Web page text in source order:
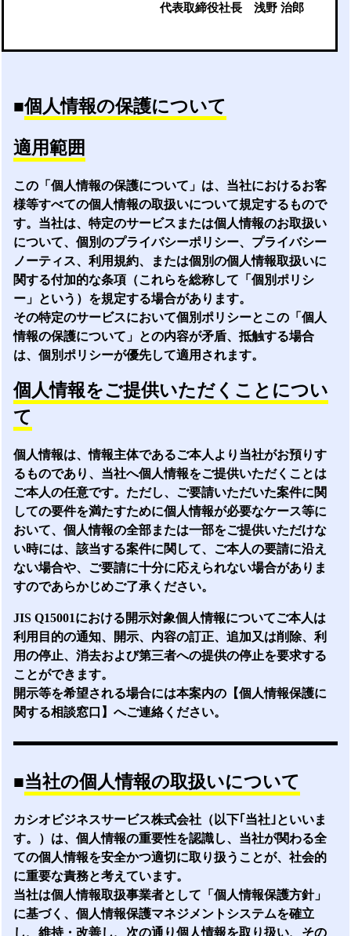
代表取締役社長 浅野 治郎
■個人情報の保護について
適用範囲
この「個人情報の保護について」は、当社におけるお客
様等すべての個人情報の取扱いについて規定するもので
す。当社は、特定のサービスまたは個人情報のお取扱い
について、個別のプライバシーポリシー、プライバシー
ノーティス、利用規約、または個別の個人情報取扱いに
関する付加的な条項（これらを総称して「個別ポリシ
ー」という）を規定する場合があります。
その特定のサービスにおいて個別ポリシーとこの「個人
情報の保護について」との内容が矛盾、抵触する場合
は、個別ポリシーが優先して適用されます。
個人情報をご提供いただくことについ
て
個人情報は、情報主体であるご本人より当社がお預りす
るものであり、当社へ個人情報をご提供いただくことは
ご本人の任意です。ただし、ご要請いただいた案件に関
しての要件を満たすために個人情報が必要なケース等に
おいて、個人情報の全部または一部をご提供いただけな
い時には、該当する案件に関して、ご本人の要請に沿え
ない場合や、ご要請に十分に応えられない場合がありま
すのであらかじめご了承ください。
JIS Q15001における開示対象個人情報についてご本人は
利用目的の通知、開示、内容の訂正、追加又は削除、利
用の停止、消去および第三者への提供の停止を要求する
ことができます。
開示等を希望される場合には本案内の【個人情報保護に
関する相談窓口】へご連絡ください。
■当社の個人情報の取扱いについて
カシオビジネスサービス株式会社（以下｢当社｣といいま
す。）は、個人情報の重要性を認識し、当社が関わる全
ての個人情報を安全かつ適切に取り扱うことが、社会的
に重要な責務と考えています。
当社は個人情報取扱事業者として「個人情報保護方針」
に基づく、個人情報保護マネジメントシステムを確立
し、維持・改善し、次の通り個人情報を取り扱い、その